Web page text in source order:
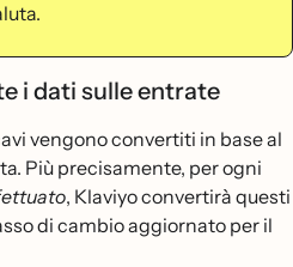
i dati sulle entrate
vengono convertiti in base al
Più precisamente, per ogni
, Klaviyo convertirà questi
di cambio aggiornato per il